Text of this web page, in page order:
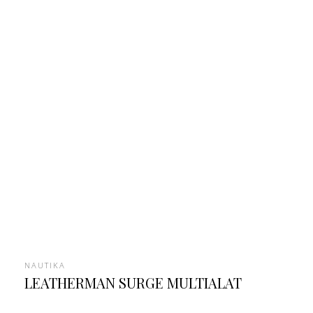
NAUTIKA
LEATHERMAN SURGE MULTIALAT